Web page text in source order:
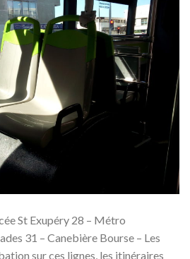
St Exupéry 28 – Métro
31 – Canebière Bourse – Les
sur ces lignes, les itinéraires